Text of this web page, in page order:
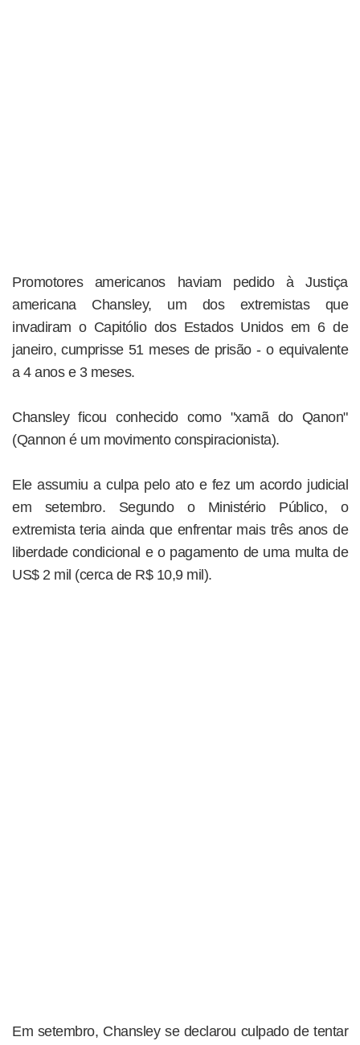
Promotores americanos haviam pedido à Justiça
americana Chansley, um dos extremistas que
invadiram o Capitólio dos Estados Unidos em 6 de
janeiro, cumprisse 51 meses de prisão - o equivalente
a 4 anos e 3 meses.
Chansley ficou conhecido como "xamã do Qanon"
(Qannon é um movimento conspiracionista).
Ele assumiu a culpa pelo ato e fez um acordo judicial
em setembro. Segundo o Ministério Público, o
extremista teria ainda que enfrentar mais três anos de
liberdade condicional e o pagamento de uma multa de
US$ 2 mil (cerca de R$ 10,9 mil).
Em setembro, Chansley se declarou culpado de tentar